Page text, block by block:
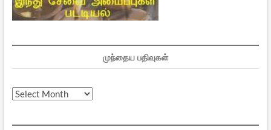
முந்தைய பதிவுகள்
முந்தைய